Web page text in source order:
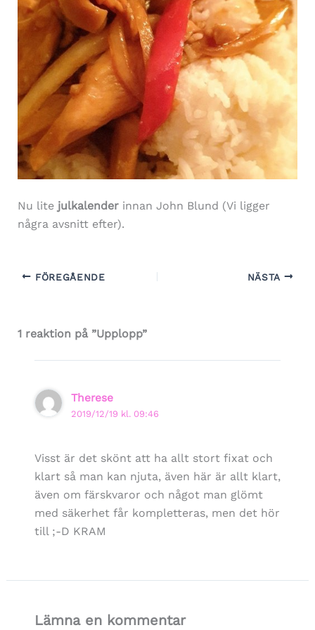
Nu lite julkalenderinnan John Blund (Vi ligger
några avsnitt efter).
FÖREGÅENDE NÄSTA
1 reaktion på ”Upplopp”
Therese
2019/12/19 kl. 09:46
Visst är det skönt att ha allt stort fixat och
klart så man kan njuta, även här är allt klart,
även om färskvaror och något man glömt
med säkerhet får kompletteras, men det hör
till ;-D KRAM
Lämna en kommentar